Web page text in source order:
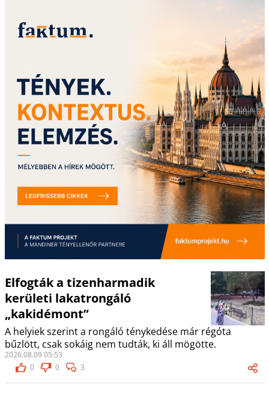
Elfogták a tizenharmadik
kerületi lakatrongáló
„kakidémont”
A helyiek szerint a rongáló ténykedése már régóta
bűzlött, csak sokáig nem tudták, ki áll mögötte.
2026.08.09 05:53
0
0 3